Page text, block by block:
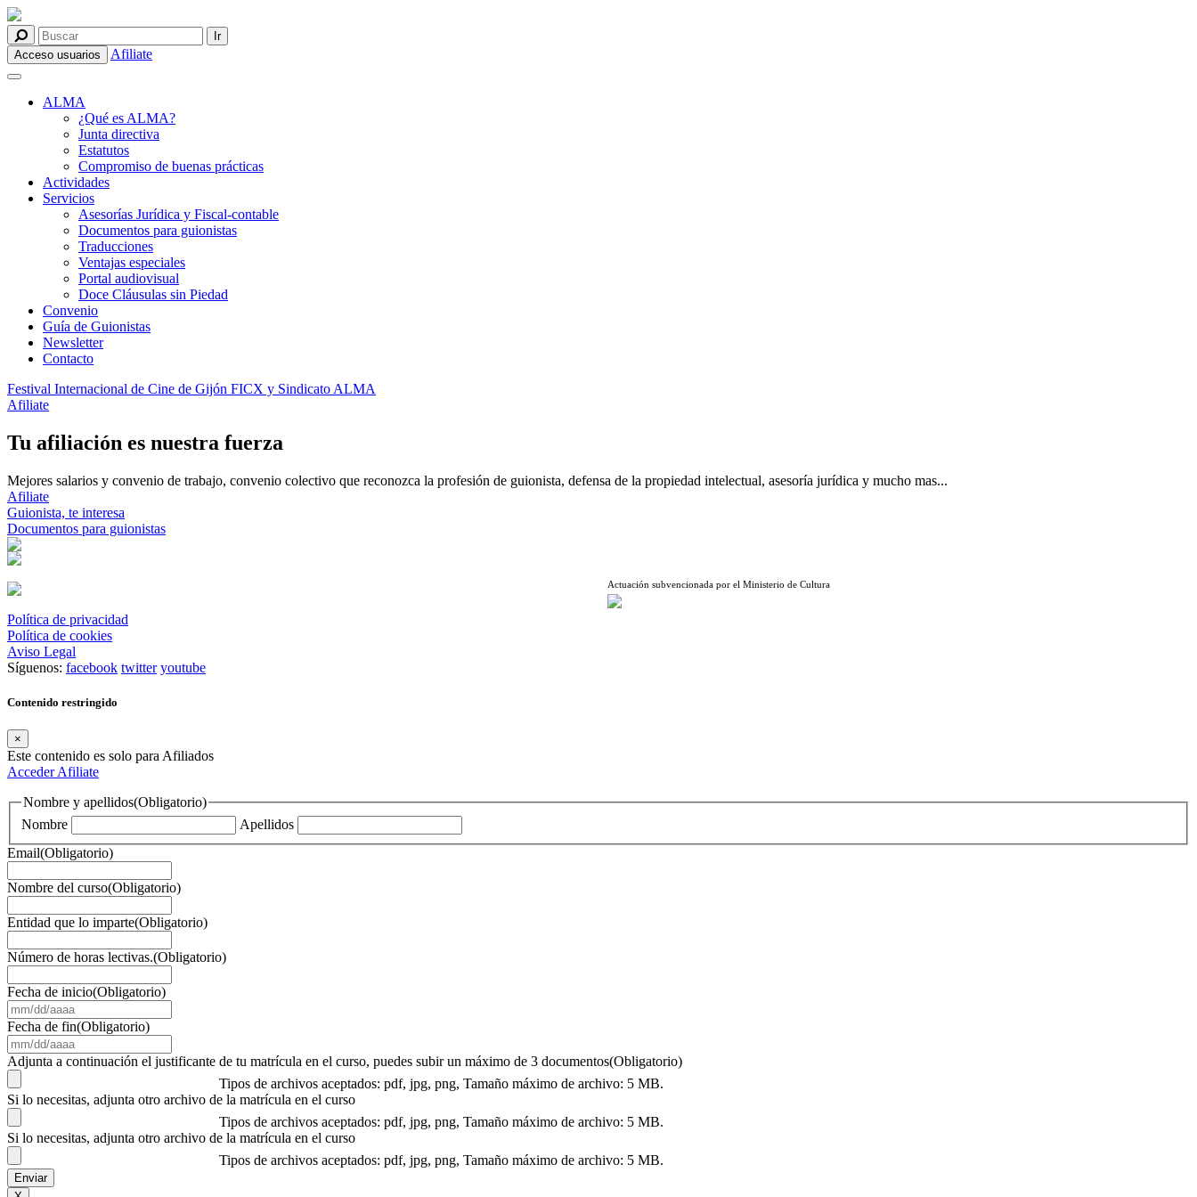
Acceso usuarios Afiliate
ALMA
¿Qué es ALMA?
Junta directiva
Estatutos
Compromiso de buenas prácticas
Actividades
Servicios
Asesorías Jurídica y Fiscal-contable
Documentos para guionistas
Traducciones
Ventajas especiales
Portal audiovisual
Doce Cláusulas sin Piedad
Convenio
Guía de Guionistas
Newsletter
Contacto
Festival Internacional de Cine de Gijón FICX y Sindicato ALMA
Afiliate
Tu afiliación es nuestra fuerza
Mejores salarios y convenio de trabajo, convenio colectivo que reconozca la profesión de guionista, defensa de la propiedad intelectual, asesoría jurídica y mucho mas...
Afiliate
Guionista, te interesa
Documentos para guionistas
Actuación subvencionada por el Ministerio de Cultura
Política de privacidad
Política de cookies
Aviso Legal
Síguenos: facebook twitter youtube
Contenido restringido
×
Este contenido es solo para Afiliados
AccederAfiliate
Nombre y apellidos(Obligatorio)
Nombre
Apellidos
Email(Obligatorio)
Nombre del curso(Obligatorio)
Entidad que lo imparte(Obligatorio)
Número de horas lectivas.(Obligatorio)
Fecha de inicio(Obligatorio)
barra
DD
barra
AAAA
Fecha de fin(Obligatorio)
barra
AAAA
Adjunta a continuación el justificante de tu matrícula en el curso, puedes subir un máximo de 3 documentos(Obligatorio)
Tipos de archivos aceptados: pdf, jpg, png, Tamaño máximo de archivo: 5 MB.
Si lo necesitas, adjunta otro archivo de la matrícula en el curso
Tipos de archivos aceptados: pdf, jpg, png, Tamaño máximo de archivo: 5 MB.
Si lo necesitas, adjunta otro archivo de la matrícula en el curso
Tipos de archivos aceptados: pdf, jpg, png, Tamaño máximo de archivo: 5 MB.